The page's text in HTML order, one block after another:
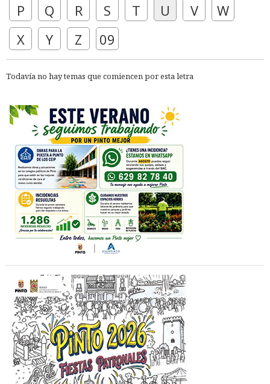
P
Q R S T U V
W
X
Y Z 09
Todavía no hay temas que comiencen por esta letra